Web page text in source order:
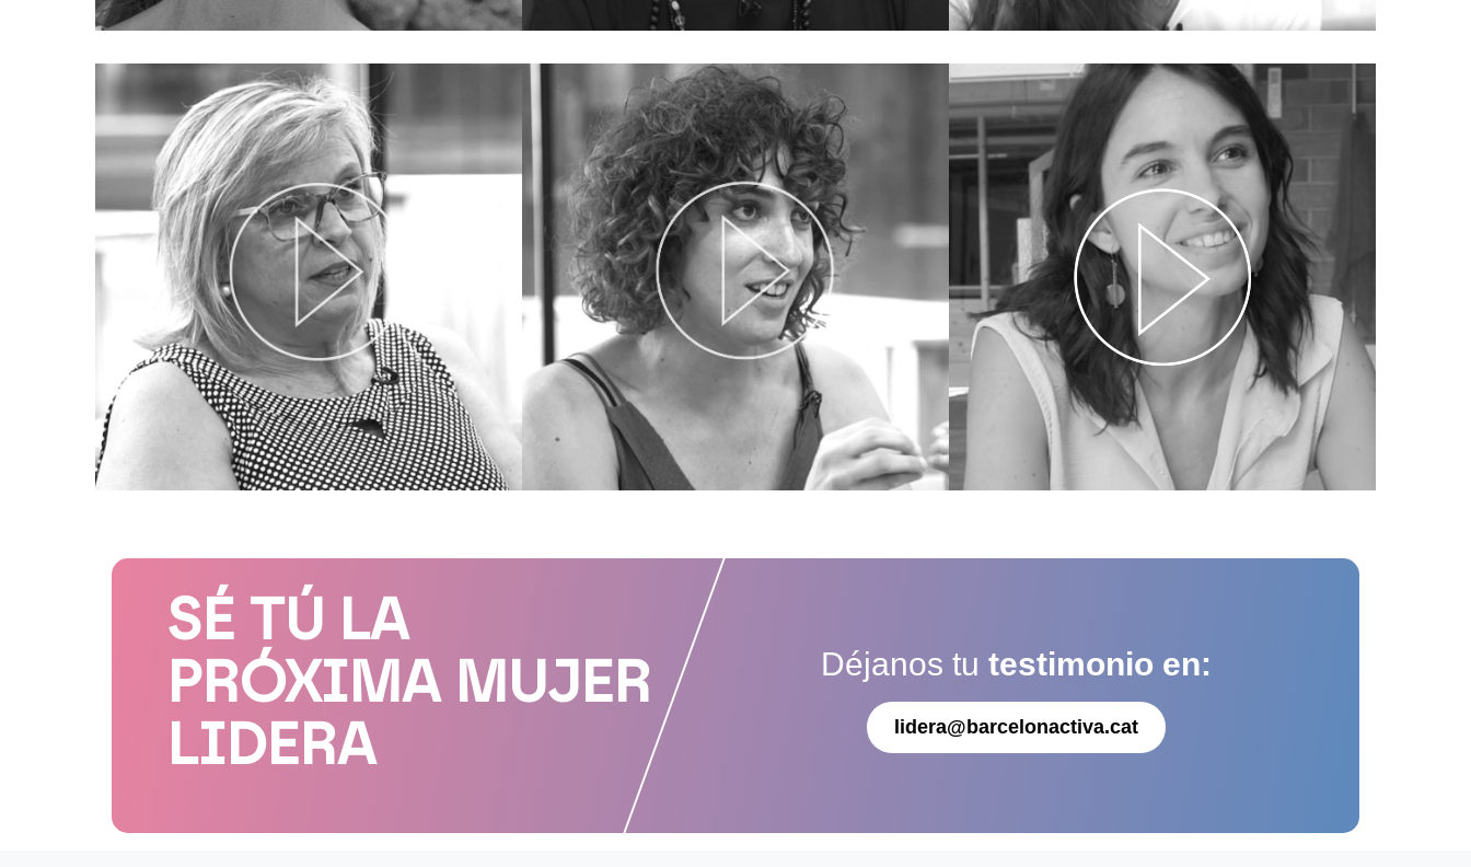
SÉ TÚ LA
PRÓXIMA MUJER
LIDERA
Déjanos tu testimonio en:
lidera@barcelonactiva.cat